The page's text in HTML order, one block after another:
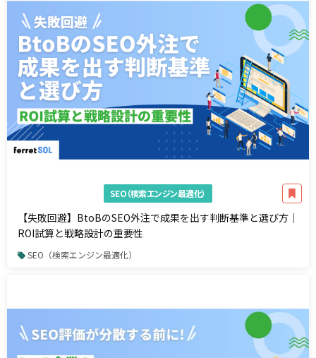
SEO（検索エンジン最適化）
【失敗回避】BtoBのSEO外注で成果を出す判断基準と選び方｜
ROI試算と戦略設計の重要性
SEO（検索エンジン最適化）